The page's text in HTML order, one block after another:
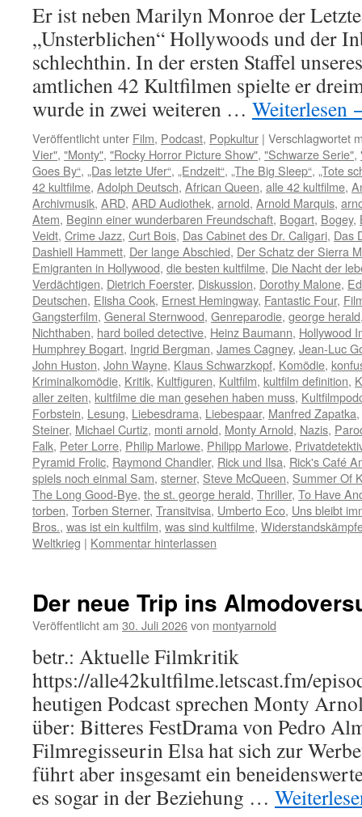
Er ist neben Marilyn Monroe der
„Unsterblichen“ Hollywoods und der
schlechthin. In der ersten Staffel
amtlichen 42 Kultfilmen spielte er
wurde in zwei weiteren … Weiterlesen
Veröffentlicht unter Film, Podcast, Popkultur | Verschlagwortet
Vier", "Monty", "Rocky Horror Picture Show", "Schwarze Serie",
Goes By“, „Das letzte Ufer“, „Endzeit“, „The Big Sleep“, „Tote
42 kultfilme, Adolph Deutsch, African Queen, alle 42 kultfilme,
Archivmusik, ARD, ARD Audiothek, arnold, Arnold Marquis,
Atem, Beginn einer wunderbaren Freundschaft, Bogart, Bogey,
Veidt, Crime Jazz, Curt Bois, Das Cabinet des Dr. Caligari, Das
Dashiell Hammett, Der lange Abschied, Der Schatz der Sierra
Emigranten in Hollywood, die besten kultfilme, Die Nacht der
Verdächtigen, Dietrich Foerster, Diskussion, Dorothy Malone,
Deutschen, Elisha Cook, Ernest Hemingway, Fantastic Four,
Gangsterfilm, General Sternwood, Genreparodie, george herald
Nichthaben, hard boiled detective, Heinz Baumann, Hollywood
Humphrey Bogart, Ingrid Bergman, James Cagney, Jean-Luc
John Huston, John Wayne, Klaus Schwarzkopf, Komödie,
Kriminalkomödie, Kritik, Kultfiguren, Kultfilm, kultfilm definition,
aller zeiten, kultfilme die man gesehen haben muss,
Forbstein, Lesung, Liebesdrama, Liebespaar, Manfred Zapatka,
Steiner, Michael Curtiz, monti arnold, Monty Arnold, Nazis,
Falk, Peter Lorre, Philip Marlowe, Philipp Marlowe,
Pyramid Frolic, Raymond Chandler, Rick und Ilsa, Rick's Café
spiels noch einmal Sam, sterner, Steve McQueen, Summer Of
The Long Good-Bye, the st. george herald, Thriller, To Have
torben, Torben Sterner, Transitvisa, Umberto Eco, Uns bleibt
Bros., was ist ein kultfilm, was sind kultfilme,
Weltkrieg | Kommentar hinterlassen
Der neue Trip ins
Veröffentlicht am 30. Juli 2026von montyarnold
betr.: Aktuelle Filmkritik
https://alle42kultfilme.letscast.fm/
heutigen Podcast sprechen Monty
über: Bitteres FestDrama von Pedro
Filmregisseurin Elsa hat sich zur
führt aber insgesamt ein
es sogar in der Beziehung …